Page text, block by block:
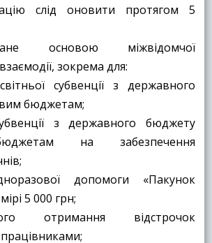
слід оновити протягом 5
основою міжвідомчої
зокрема для:
субвенції з державного
бюджетам;
з державного бюджету
на забезпечення
допомоги «Пакунок
5 000 грн;
отримання відстрочок